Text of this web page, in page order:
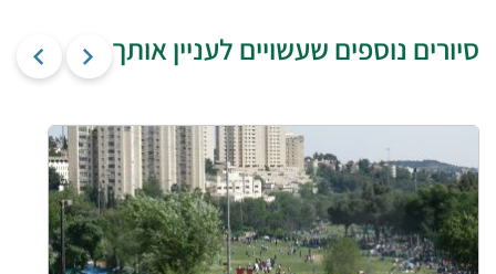
סיורים נוספים שעשויים לעניין אותך